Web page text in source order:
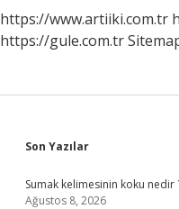
https://www.artiiki.com.tr
https://gule.com.tr
Sidebar
Son Yazılar
Sumak kelimesinin koku nedir
Ağustos 8, 2026